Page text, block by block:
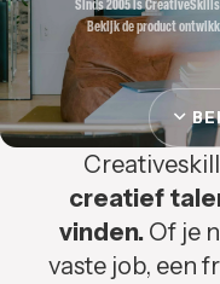
Sinds 2005 is
Bekijk de product
creatief
vinden. Of je
vaste job, een